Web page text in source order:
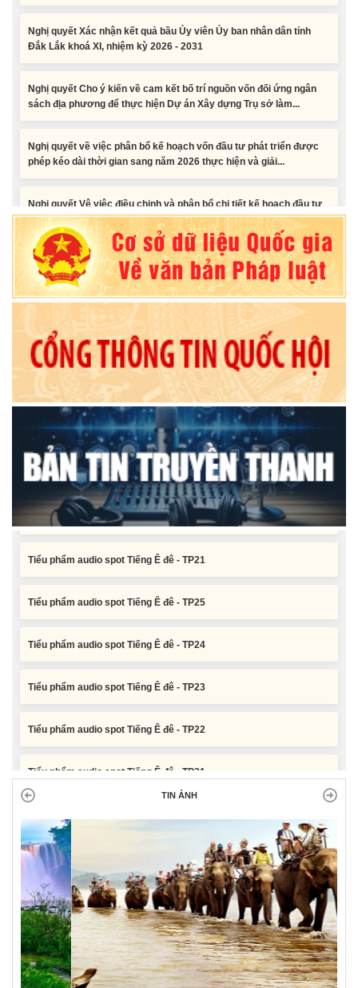
Nghị quyết Cho ý kiến về cam kết bố trí nguồn vốn đối ứng ngân
Nghị quyết về việc phân bổ kế hoạch vốn đầu tư phát triển được
Nghị quyết Vê việc điều chinh và phân bổ chi tiết kế hoạch đầu tư
Nghị quyết Về chất vấn tại Kỳ họp thứ Hai, Hội đồng nhân dân tỉnh
Đắk Lắk khóa XI, nhiệm kỳ 2026 - 2031
Nghị quyết Xác nhận kết quả bầu Ủy viên Ủy ban nhân dân tỉnh
Đắk Lắk khoá XI, nhiệm kỳ 2026 - 2031
Tiểu phẩm audio spot Tiếng Ê đê - TP25
Tiểu phẩm audio spot Tiếng Ê đê - TP24
Tiểu phẩm audio spot Tiếng Ê đê - TP23
Tiểu phẩm audio spot Tiếng Ê đê - TP22
Tiểu phẩm audio spot Tiếng Ê đê - TP21
Tiểu phẩm audio spot Tiếng Ê đê - TP25
Tiểu phẩm audio spot Tiếng Ê đê - TP24
Tiểu phẩm audio spot Tiếng Ê đê - TP23
Tiểu phẩm audio spot Tiếng Ê đê - TP22
Tiểu phẩm audio spot Tiếng Ê đê - TP21
TIN ẢNH